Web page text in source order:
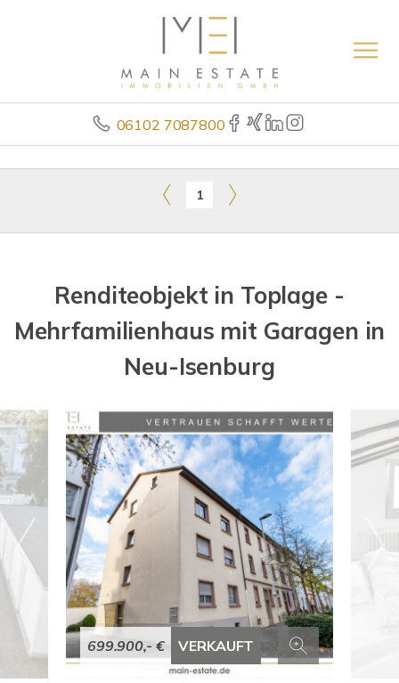
06102 7087800
1
Renditeobjekt in Toplage -
Mehrfamilienhaus mit Garagen in
Neu-Isenburg
699.900,- € VERKAUFT